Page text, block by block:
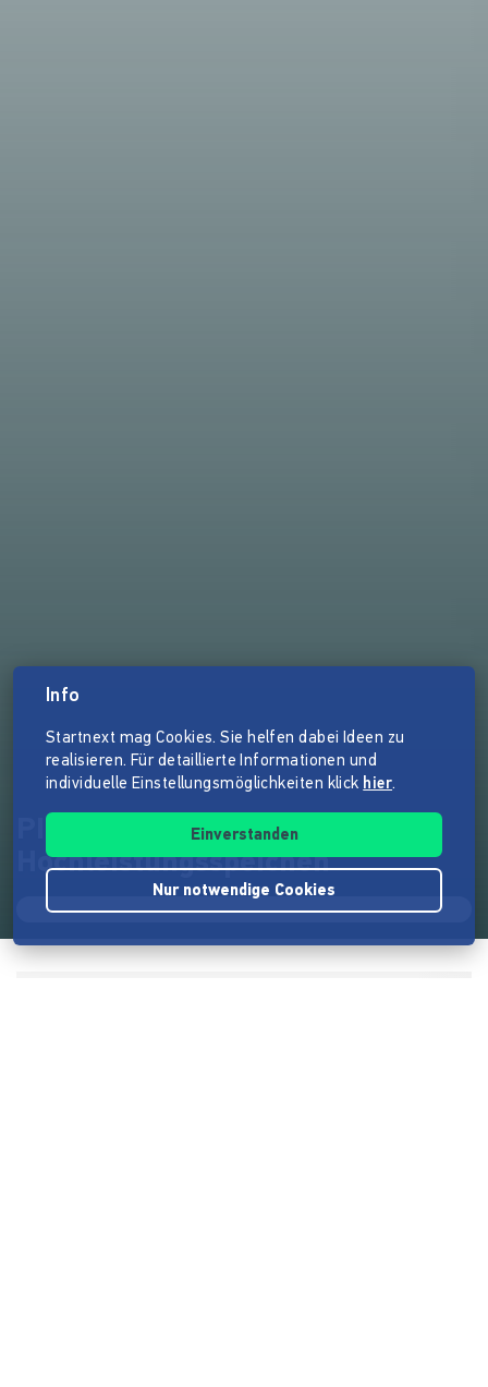
PI ROPE - Textile
Hochleistungsspeichen
Info
Startnext mag Cookies. Sie helfen dabei Ideen zu
realisieren. Für detaillierte Informationen und
individuelle Einstellungsmöglichkeiten klick hier.
Einverstanden
Nur notwendige Cookies